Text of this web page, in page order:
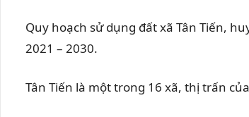
Quy hoạch sử dụng đất xã Tân Tiến,
2021 – 2030.
Tân Tiến là một trong 16 xã, thị trấn